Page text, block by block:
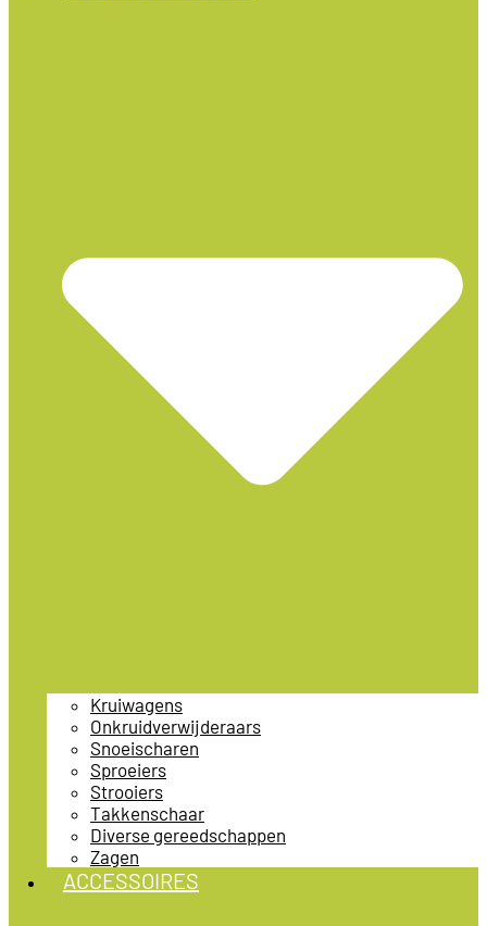
Kruiwagens
Onkruidverwijderaars
Snoeischaren
Sproeiers
Strooiers
Takkenschaar
Diverse gereedschappen
Zagen
ACCESSOIRES